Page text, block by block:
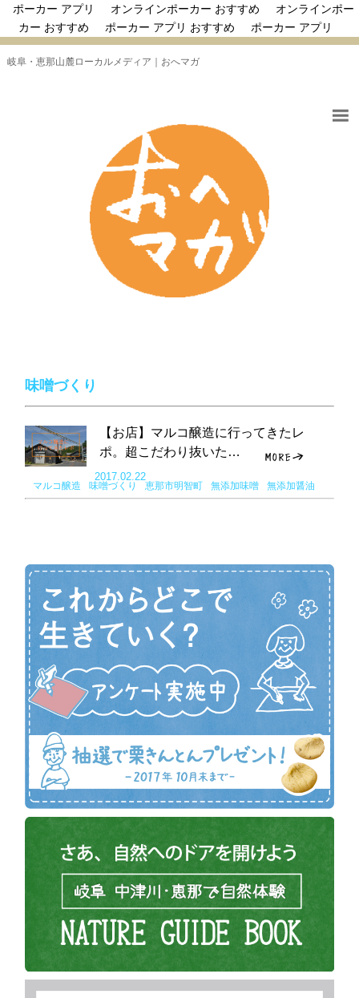
ポーカー アプリ オンラインポーカー おすすめ
オンラインポー
カー おすすめ
ポーカー アプリ おすすめ ポーカー アプリ
岐阜・恵那山麓ローカルメディア｜おへマガ
味噌づくり
【お店】マルコ醸造に行ってきたレ
ポ。超こだわり抜いた…
2017.02.22
マルコ醸造 味噌づくり 恵那市明智町 無添加味噌 無添加醤油